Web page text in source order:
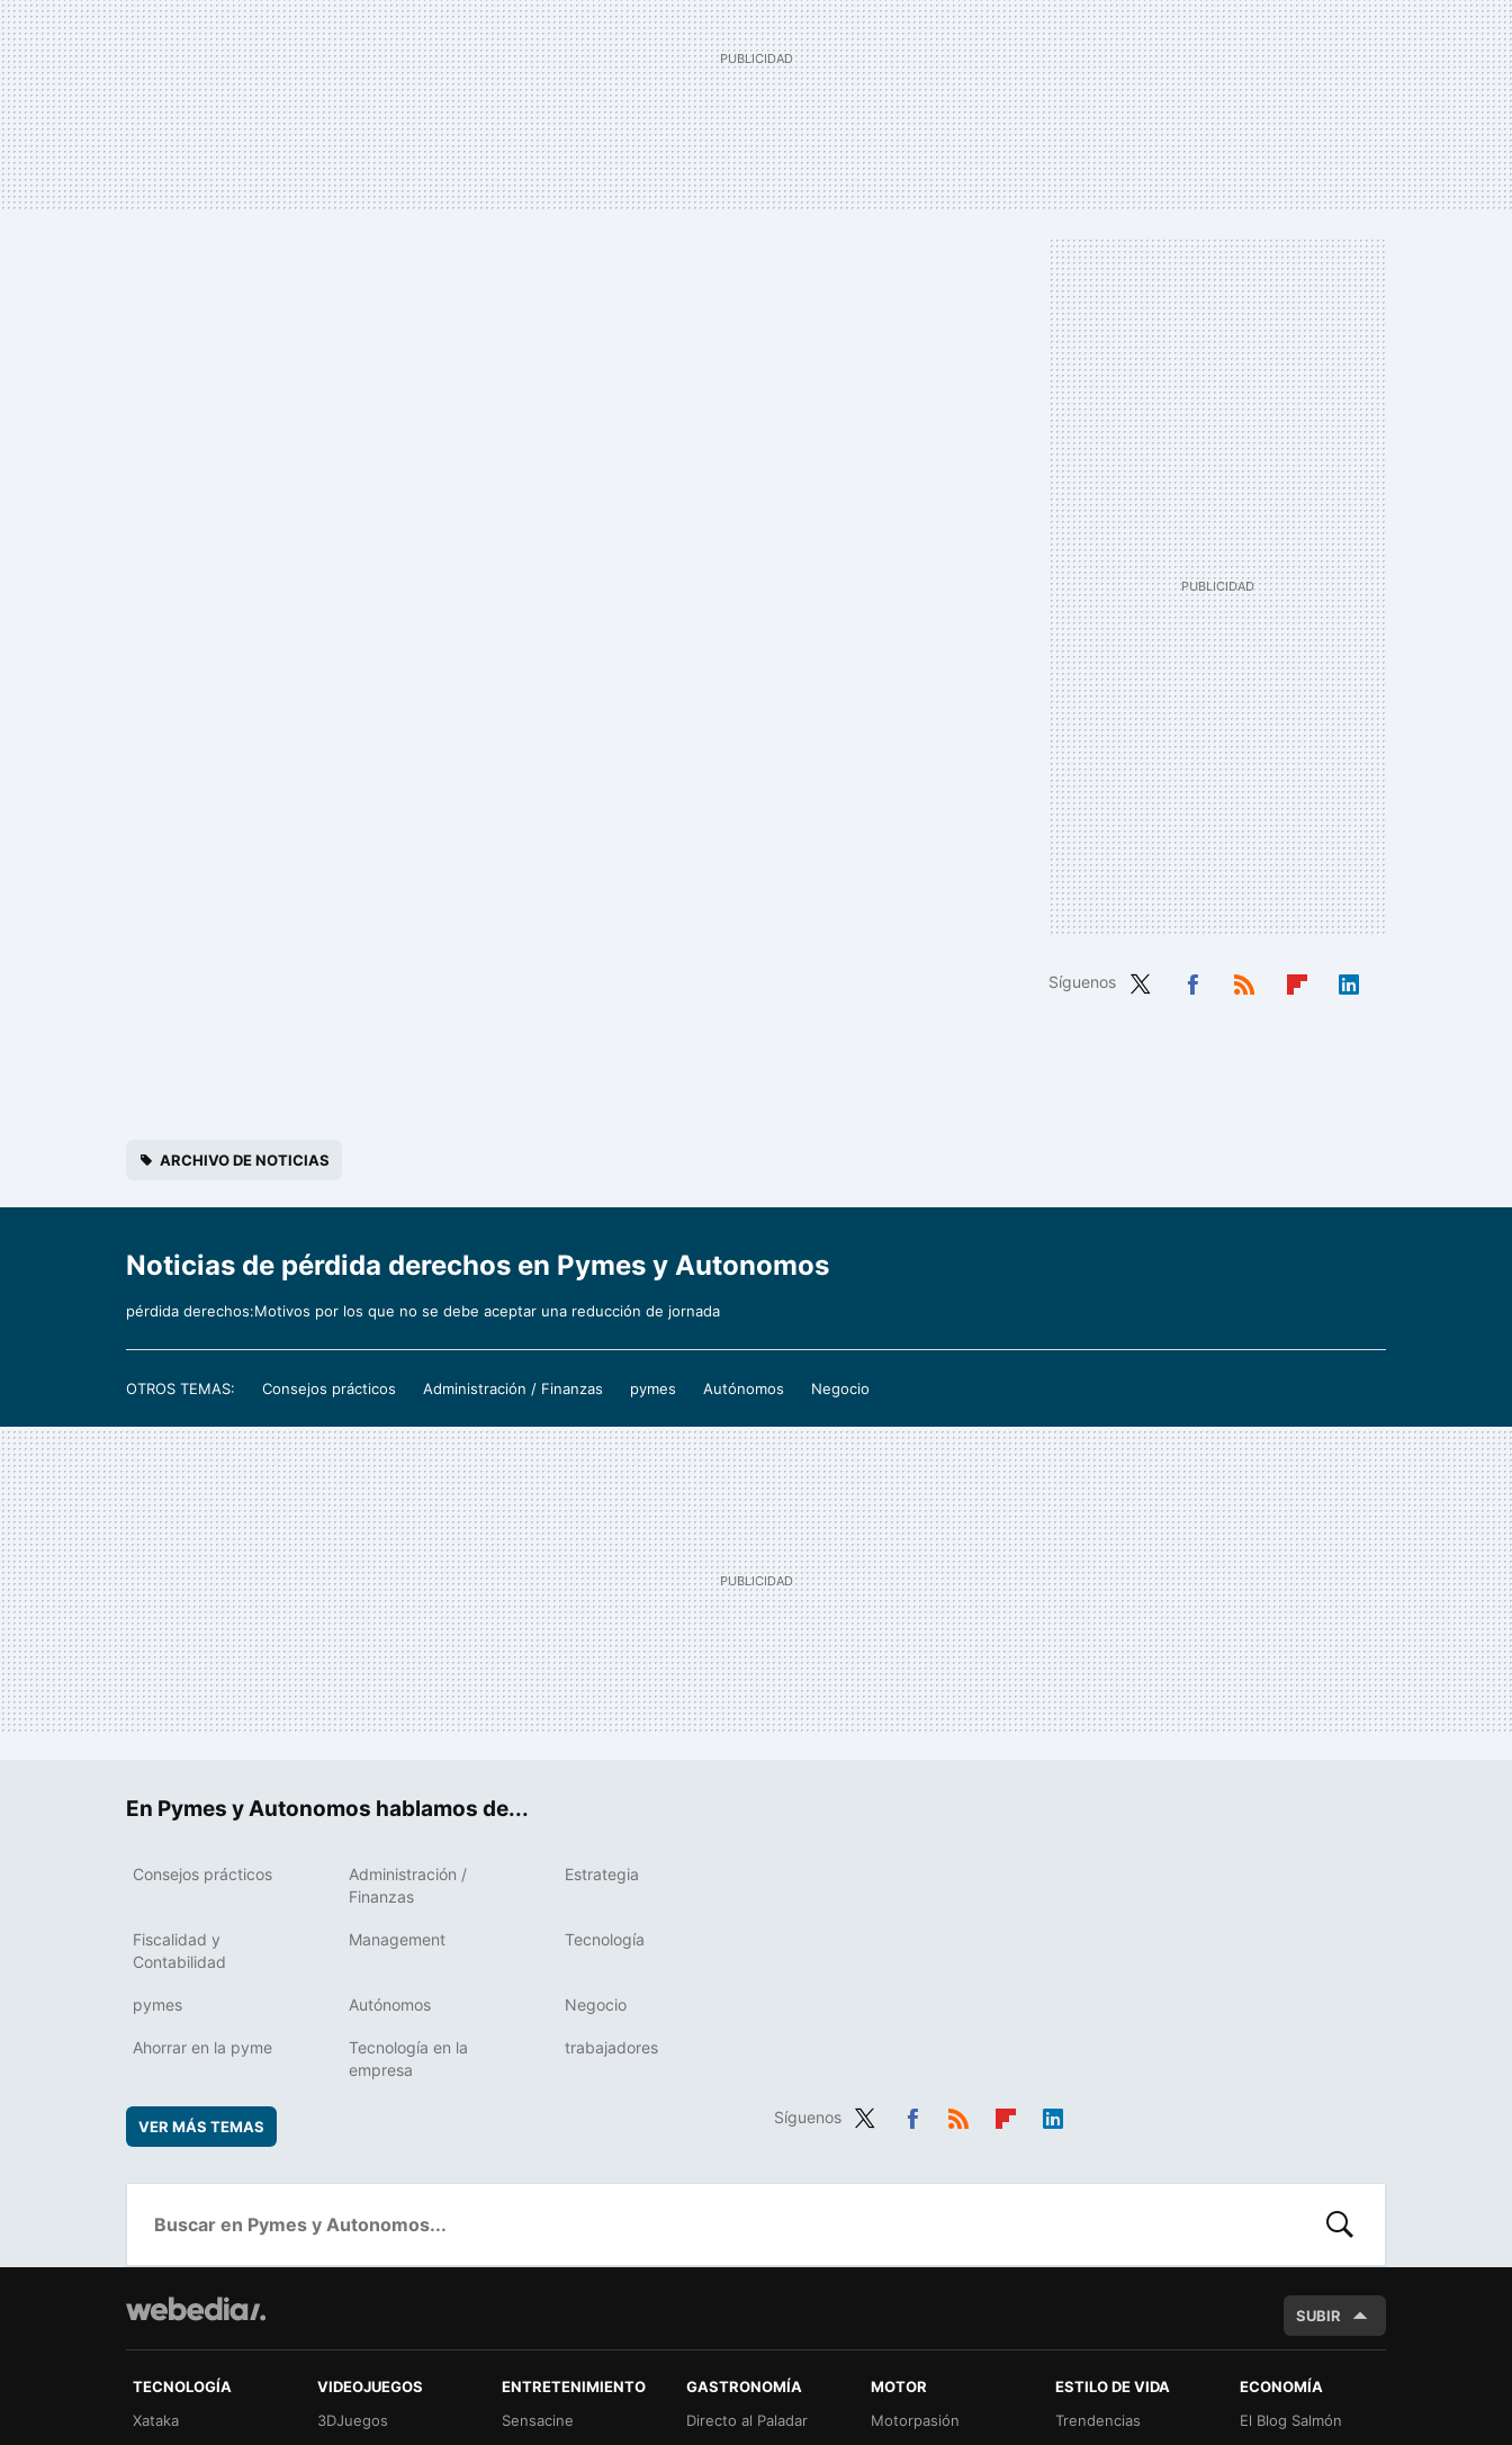
Síguenos
ARCHIVO DE NOTICIAS
Noticias de pérdida derechos en Pymes y Autonomos
pérdida derechos:Motivos por los que no se debe aceptar una reducción de jornada
OTROS TEMAS: Consejos prácticos Administración / Finanzas pymes Autónomos Negocio
Síguenos
ter
ebo
boa edIn
En Pymes y Autonomos hablamos de...
Consejos prácticos
Administración /
Finanzas
Estrategia
Fiscalidad y
Contabilidad
Management Tecnología
pymes Autónomos Negocio
Ahorrar en la pyme
Tecnología en la
empresa
trabajadores
VER MÁS TEMAS
BUSCAR
SUBIR
TECNOLOGÍA
Xataka
VIDEOJUEGOS
3DJuegos
ENTRETENIMIENTO
Sensacine
GASTRONOMÍA
Directo al Paladar
MOTOR
Motorpasión
ESTILO DE VIDA
Trendencias
ECONOMÍA
El Blog Salmón